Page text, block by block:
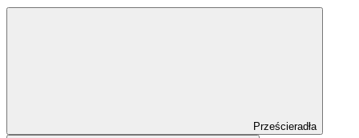
Prześcieradła